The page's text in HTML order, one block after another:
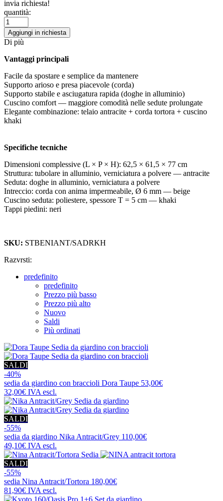
invia richiesta!
quantità:
Aggiungi in richiesta
Di più
Vantaggi principali
Facile da spostare e semplice da mantenere
Supporto arioso e presa piacevole (corda)
Supporto stabile e asciugatura rapida (doghe in alluminio)
Cuscino comfort — maggiore comodità nelle sedute prolungate
Elegante combinazione: telaio antracite + corda tortora + cuscino
khaki
Specifiche tecniche
Dimensioni complessive (L × P × H): 62,5 × 61,5 × 77 cm
Struttura: tubolare in alluminio, verniciatura a polvere — antracite
Seduta: doghe in alluminio, verniciatura a polvere
Intreccio: corda con anima impermeabile, Ø 6 mm — beige
Cuscino seduta: poliestere, spessore T = 5 cm — khaki
Tappi piedini: neri
SKU: STBENIANT/SADRKH
Razvrsti:
predefinito
predefinito
Prezzo più basso
Prezzo più alto
Nuovo
Saldi
Più ordinati
SALDI
-40%
sedia da giardino con braccioli Dora Taupe 53,00€
32,00€ IVA escl.
SALDI
-55%
sedia da giardino Nika Antracit/Grey 110,00€
49,10€ IVA escl.
SALDI
-55%
sedia Nina Antracit/Tortora 180,00€
81,90€ IVA escl.